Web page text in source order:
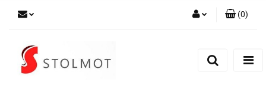
(0)